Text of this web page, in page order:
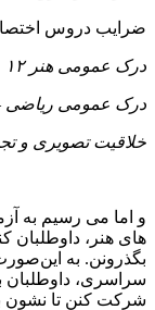
ضرايب دروس
درک عمومی هنر ۱۲
درک عمومی ریاضی –
خلاقیت تصویری و
و اما می رسیم به
های هنر، داوطلبان
بگذرونن. به
سراسری،
شرکت کنن تا نشون